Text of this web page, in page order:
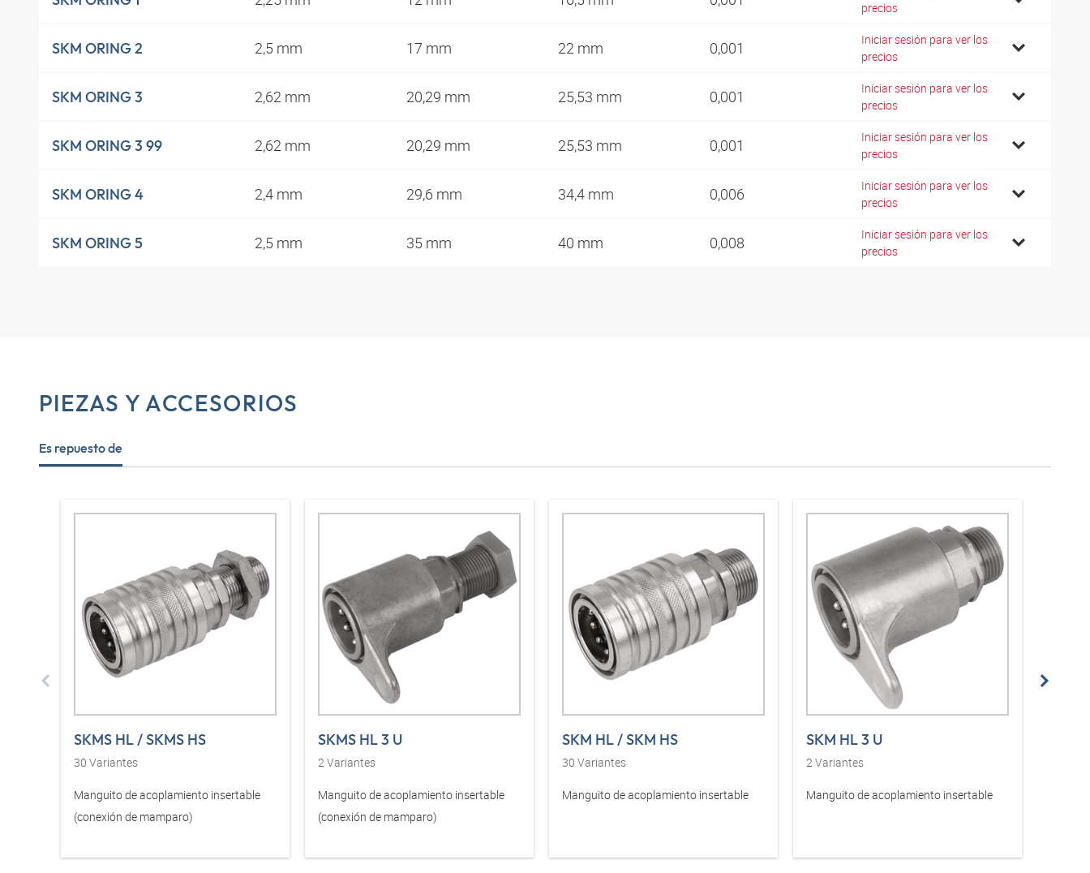
precios
SKM ORING 2 2,5 mm 17 mm 22 mm 0,001
Iniciar sesión para ver los
precios
SKM ORING 3 2,62 mm 20,29 mm 25,53 mm 0,001
Iniciar sesión para ver los
precios
SKM ORING 3 99 2,62 mm 20,29 mm 25,53 mm 0,001
Iniciar sesión para ver los
precios
SKM ORING 4 2,4 mm 29,6 mm 34,4 mm 0,006
Iniciar sesión para ver los
precios
SKM ORING 5 2,5 mm 35 mm 40 mm 0,008
Iniciar sesión para ver los
precios
PIEZAS Y ACCESORIOS
Es repuesto de
SKMS HL / SKMS HS
30 Variantes
Manguito de acoplamiento insertable
(conexión de mamparo)
SKMS HL 3 U
2Variantes
Manguito de acoplamiento insertable
(conexión de mamparo)
SKM HL / SKM HS
30 Variantes
Manguito de acoplamiento insertable
SKM HL 3 U
2Variantes
Manguito de acoplamiento insertable